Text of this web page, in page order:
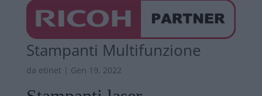
Stampanti Multifunzione
da etinet | Gen 19, 2022